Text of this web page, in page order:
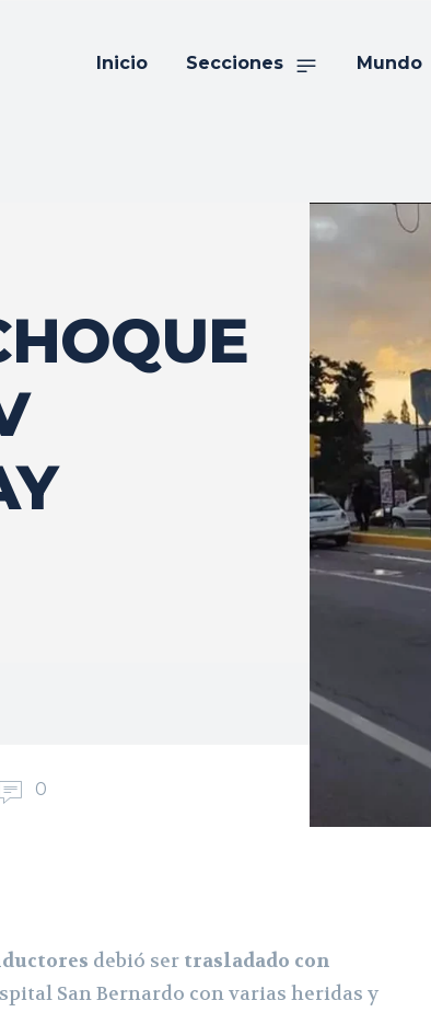
Inicio Secciones Mundo
0
debió ser trasladado con
San Bernardo con varias heridas y